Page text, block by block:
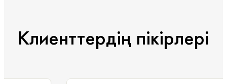
Клиенттердің пікірлері